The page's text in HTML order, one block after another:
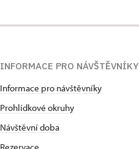
INFORMACE PRO NÁVŠTĚVNÍKY
Informace pro návštěvníky
Prohlídkové okruhy
Návštěvní doba